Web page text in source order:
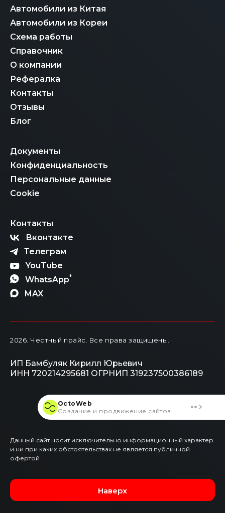
Автомобили из Китая
Автомобили из Кореи
Схема работы
Справочник
О компании
Рефералка
Контакты
Отзывы
Блог
Документы
Конфиденциальность
Персональные данные
Cookie
Контакты
Вконтакте
Телеграм
YouTube
WhatsApp*
MAX
2026 . Честный прайс. Все права защищены.
ИП Бамбуляк Кирилл Юрьевич
ИНН 720214295681 ОГРНИП 319237500386189
Данный сайт носит исключительно информационный характер
и ни при каких обстоятельствах не является публичной
офертой
Наверх
OctoWeb
Создание и продвижение сайтов